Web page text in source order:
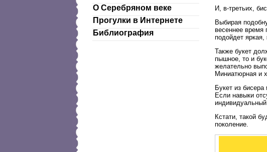
О Серебряном веке
Прогулки в Интернете
Библиография
И, в-третьих,
Выбирая
весеннее время
подойдет яркая,
Также букет
пышное, то и
желательно
Миниатюрная и
Букет из
Если навыки
индивидуальный
Кстати, такой
поколение.